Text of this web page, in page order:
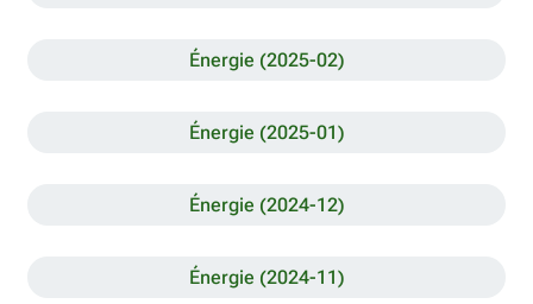
Énergie (2025-02)
Énergie (2025-01)
Énergie (2024-12)
Énergie (2024-11)